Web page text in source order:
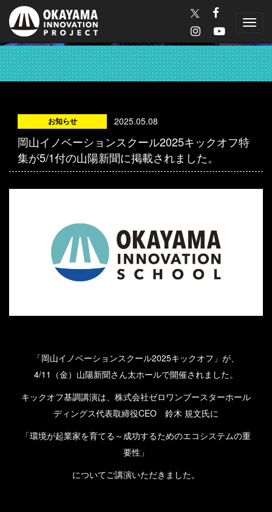
お知らせ 2025.05.08
岡山イノベーションスクール2025キックオフ特
集が5/1付の山陽新聞に掲載されました。
「岡山イノベーションスクール2025キックオフ」が、
4/11（金）山陽新聞さん太ホールで開催されました。
キックオフ基調講演は、 株式会社ゼロワンブースターホール
ディングス代表取締役CEO 鈴木 規文氏に
「環境が起業家を育てる～成功するためのエコシステムの重
要性」
についてご講演いただきました。